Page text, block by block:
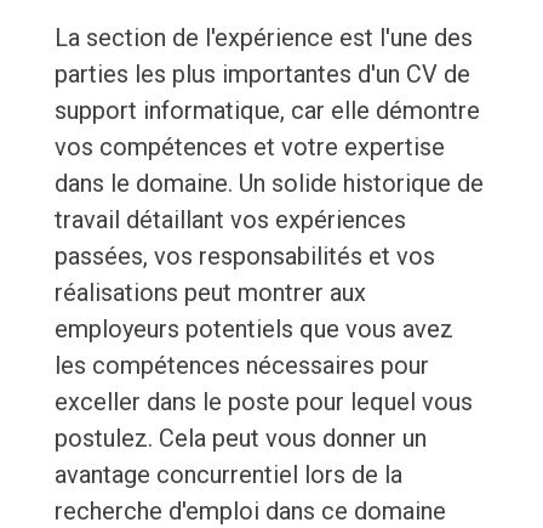
La section de l'expérience est l'une des
parties les plus importantes d'un CV de
support informatique, car elle démontre
vos compétences et votre expertise
dans le domaine. Un solide historique de
travail détaillant vos expériences
passées, vos responsabilités et vos
réalisations peut montrer aux
employeurs potentiels que vous avez
les compétences nécessaires pour
exceller dans le poste pour lequel vous
postulez. Cela peut vous donner un
avantage concurrentiel lors de la
recherche d'emploi dans ce domaine